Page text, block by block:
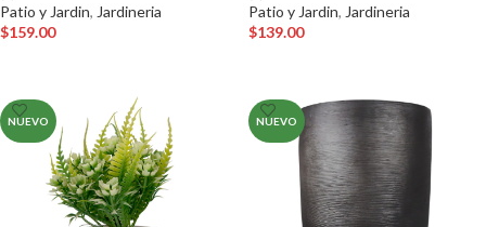
Patio y Jardin, Jardineria
$159.00
Patio y Jardin, Jardineria
$139.00
NUEVO NUEVO